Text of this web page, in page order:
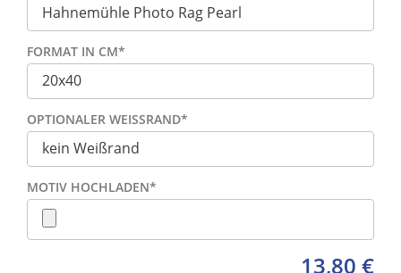
FORMAT IN CM*
OPTIONALER WEISSRAND *
MOTIV HOCHLADEN*
13,80 €